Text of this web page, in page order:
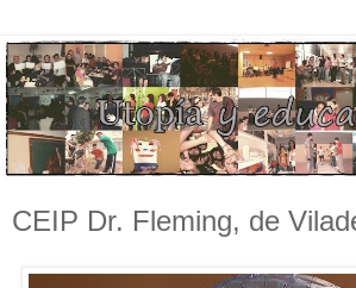
CEIP Dr. Fleming, de